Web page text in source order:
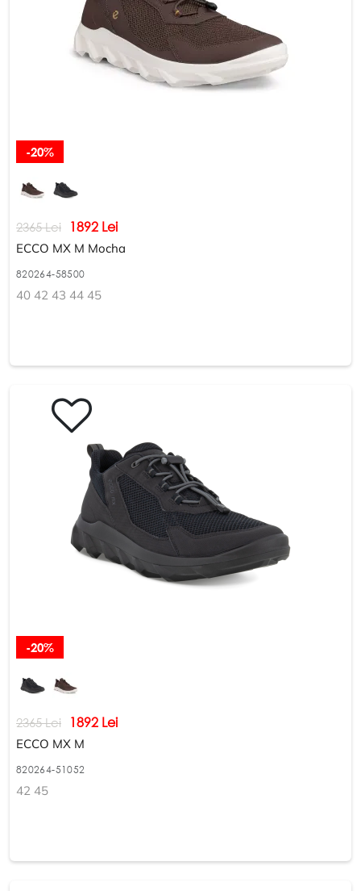
-20%
2365 Lei 1892 Lei
ECCO MX M Mocha
820264-58500
40 42 43 44 45
-20%
2365 Lei 1892 Lei
ECCO MX M
820264-51052
42 45